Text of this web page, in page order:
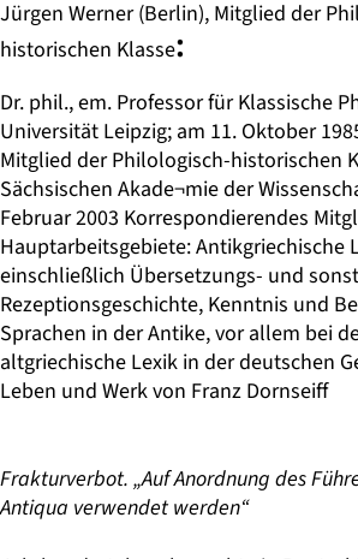
Jürgen Werner (Berlin), Mitglied der
historischen Klasse:
Dr. phil., em. Professor für Klassische
Universität Leipzig; am 11. Oktober
Mitglied der Philologisch-historischen
Sächsischen Akade¬mie der
Februar 2003 Korrespondierendes
Hauptarbeitsgebiete: Antikgriechische
einschließlich Übersetzungs- und
Rezeptionsgeschichte, Kenntnis und
Sprachen in der Antike, vor allem bei
altgriechische Lexik in der deutschen
Leben und Werk von Franz Dornseiff
Frakturverbot. „Auf Anordnung des
Antiqua verwendet werden“